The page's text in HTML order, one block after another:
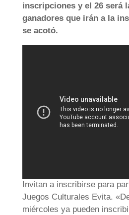
inscripciones y el 26 será
ganadores que irán a la
se acotó.
Invitan a inscribirse para
Juegos Culturales Evita.
miércoles ya pueden